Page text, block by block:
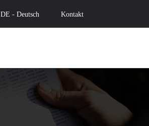
DE - Deutsch Kontakt